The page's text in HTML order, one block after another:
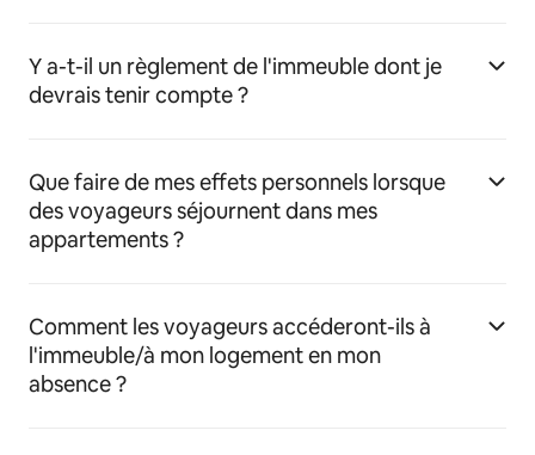
Y a-t-il un règlement de l'immeuble dont je
devrais tenir compte ?
Que faire de mes effets personnels lorsque
des voyageurs séjournent dans mes
appartements ?
Comment les voyageurs accéderont-ils à
l'immeuble/à mon logement en mon
absence ?